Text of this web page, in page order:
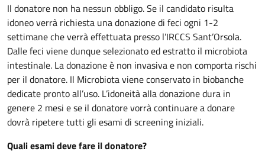
Il donatore non ha nessun obbligo. Se il candidato risulta
idoneo verrà richiesta una donazione di feci ogni 1-2
settimane che verrà effettuata presso l’IRCCS Sant’Orsola.
Dalle feci viene dunque selezionato ed estratto il microbiota
intestinale. La donazione è non invasiva e non comporta rischi
per il donatore. Il Microbiota viene conservato in biobanche
dedicate pronto all’uso. L’idoneità alla donazione dura in
genere 2 mesi e se il donatore vorrà continuare a donare
dovrà ripetere tutti gli esami di screening iniziali.
Quali esami deve fare il donatore?